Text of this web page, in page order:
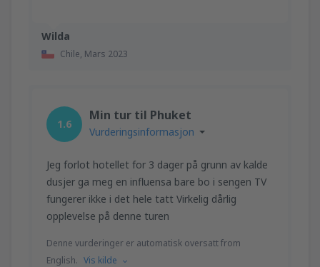
Wilda
Chile, Mars 2023
1.6
Min tur til Phuket
Vurderingsinformasjon
Jeg forlot hotellet for 3 dager på grunn av kalde
dusjer ga meg en influensa bare bo i sengen TV
fungerer ikke i det hele tatt Virkelig dårlig
opplevelse på denne turen
Denne vurderinger er automatisk oversatt from
English. Vis kilde